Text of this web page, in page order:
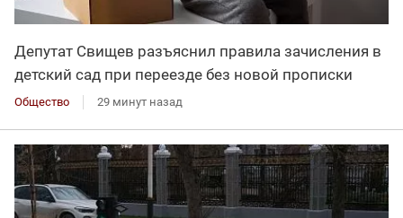
Депутат Свищев разъяснил правила зачисления в
детский сад при переезде без новой прописки
Общество 29 минут назад